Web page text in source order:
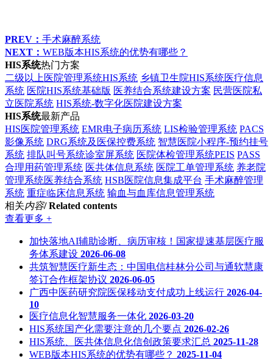
PREV： 手术麻醉系统
NEXT： WEB版本HIS系统的优势有哪些？
HIS系统热门方案
二级以上医院管理系统HIS系统 乡镇卫生院HIS系统医疗信息
系统 医院HIS系统基础版 医养结合系统建设方案 民营医院私
立医院系统 HIS系统-数字化医院建设方案
HIS系统最新产品
HIS医院管理系统 EMR电子病历系统 LIS检验管理系统 PACS
影像系统 DRG系统及医保控费系统 智慧医院小程序-预约挂号
系统 排队叫号系统诊室屏系统 医院体检管理系统PEIS PASS
合理用药管理系统 医共体信息系统 医院工单管理系统 养老院
管理系统医养结合系统 HSB医院信息集成平台 手术麻醉管理
系统 重症临床信息系统 输血与血库信息管理系统
相关内容/ Related contents
查看更多 +
加快落地AI辅助诊断、病历审核！国家提速基层医疗服
务体系建设 2026-06-08
共筑智慧医疗新生态：中国电信桂林分公司与通软慧康
签订合作框架协议 2026-06-05
广西中医药研究院医保移动支付成功上线运行 2026-04-
10
医疗信息化智慧服务一体化 2026-03-20
HIS系统国产化需要注意的几个要点 2026-02-26
HIS系统、医共体信息化信创政策要求汇总 2025-11-28
WEB版本HIS系统的优势有哪些？ 2025-11-04